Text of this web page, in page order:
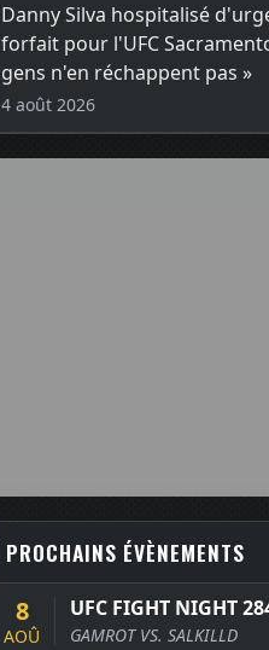
Danny Silva hospitalisé
forfait pour l'UFC
gens n'en réchappent pas »
4 août 2026
PROCHAINS ÉVÈNEMENTS
8
AOÛ
UFC FIGHT NIGHT
GAMROT VS. SALKILLD